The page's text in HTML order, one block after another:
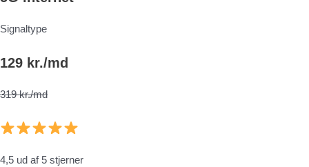
Signaltype
129 kr./md
319 kr./md
4,5 ud af 5 stjerner